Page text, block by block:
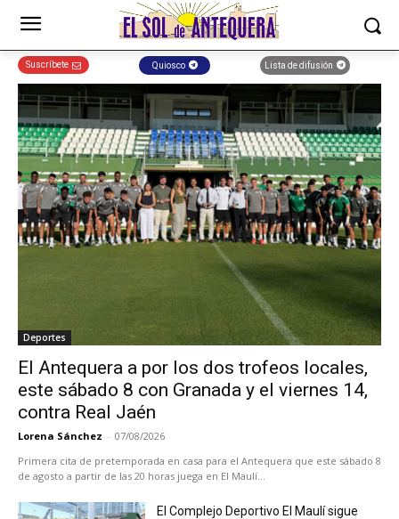
Suscríbete Quiosco Lista de difusión
Deportes
El Antequera a por los dos trofeos locales,
este sábado 8 con Granada y el viernes 14,
contra Real Jaén
Lorena Sánchez - 07/08/2026
Primera cita de pretemporada en casa para el Antequera que este sábado 8
de agosto a partir de las 20 horas juega en El Maulí...
El Complejo Deportivo El Maulí sigue